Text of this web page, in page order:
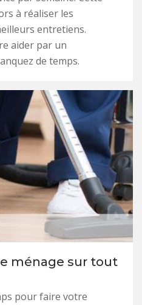
à réaliser les
entretiens.
aider par un
de temps.
ménage sur tout
pour faire votre